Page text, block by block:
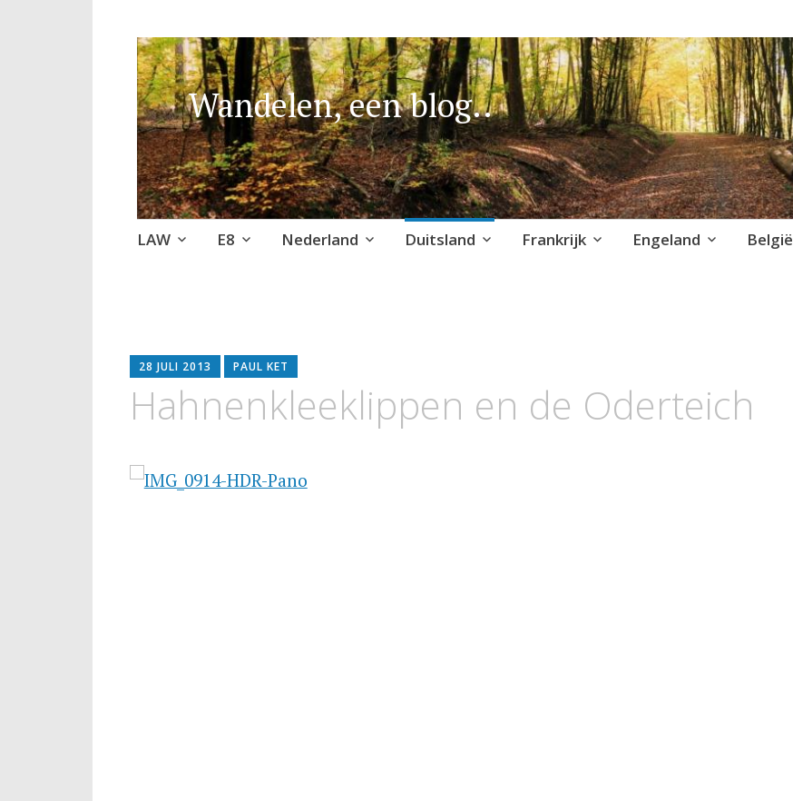
Wandelen, een blog..
Naar
LAW E8 Nederland Duitsland Frankrijk Engeland België
28 JULI 2013 PAUL KET
Hahnenkleeklippen en de Oderteich